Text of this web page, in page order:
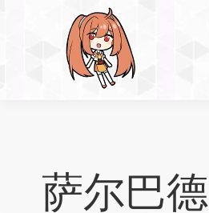
萨尔巴德